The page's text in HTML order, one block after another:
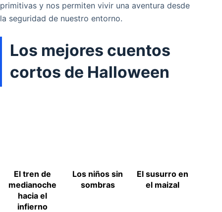
primitivas y nos permiten vivir una aventura desde
la seguridad de nuestro entorno.
Los mejores cuentos
cortos de Halloween
El tren de
medianoche
hacia el
infierno
Los niños sin
sombras
El susurro en
el maizal